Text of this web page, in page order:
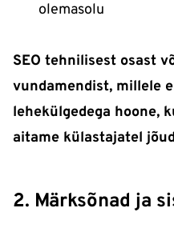
olemasolu
SEO tehnilisest osast
vundamendist, millele
lehekülgedega hoone,
aitame külastajatel
2. Märksõnad ja